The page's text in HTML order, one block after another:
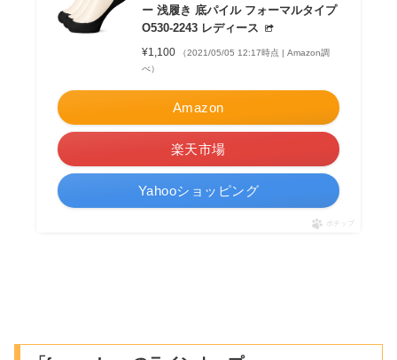
ー 浅履き 底パイル フォーマルタイプ
O530-2243 レディース
¥1,100
（2021/05/05 12:17時点 | Amazon調
べ）
Amazon
楽天市場
Yahooショッピング
ポチップ